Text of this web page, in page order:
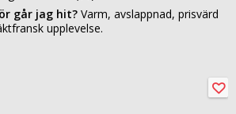
går jag hit? Varm, avslappnad, prisvärd
upplevelse.